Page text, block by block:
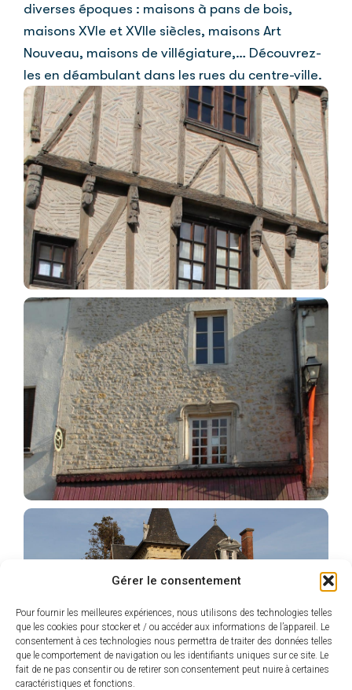
Gérer le consentement
Pour fournir les meilleures expériences, nous utilisons des technologies telles
que les cookies pour stocker et / ou accéder aux informations de l’appareil. Le
consentement à ces technologies nous permettra de traiter des données telles
que le comportement de navigation ou les identifiants uniques sur ce site. Le
fait de ne pas consentir ou de retirer son consentement peut nuire à certaines
caractéristiques et fonctions.
diverses époques : maisons à pans de bois,
maisons XVIe et XVIIe siècles, maisons Art
Nouveau, maisons de villégiature,… Découvrez-
les en déambulant dans les rues du centre-ville.